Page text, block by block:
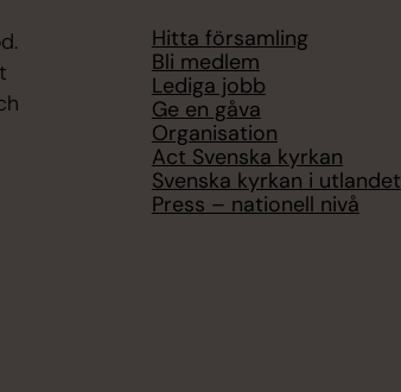
Hitta församling
Bli medlem
Lediga jobb
Ge en gåva
Organisation
Act Svenska kyrkan
Svenska kyrkan i utlandet
Press – nationell nivå